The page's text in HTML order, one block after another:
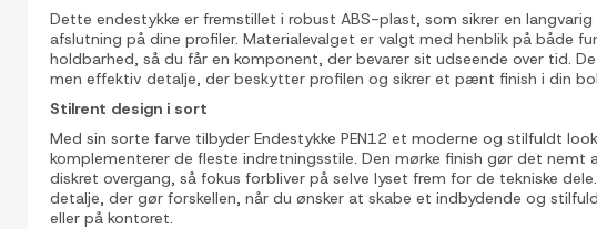
Dette endestykke er fremstillet i robust ABS-plast, som sikrer en
afslutning på dine profiler. Materialevalget er valgt med henblik på både
holdbarhed, så du får en komponent, der bevarer sit udseende over tid.
men effektiv detalje, der beskytter profilen og sikrer et pænt finish i din
Stilrent design i sort
Med sin sorte farve tilbyder Endestykke PEN12 et moderne og stilfuldt
komplementerer de fleste indretningsstile. Den mørke finish gør det nemt
diskret overgang, så fokus forbliver på selve lyset frem for de tekniske
detalje, der gør forskellen, når du ønsker at skabe et indbydende og
eller på kontoret.